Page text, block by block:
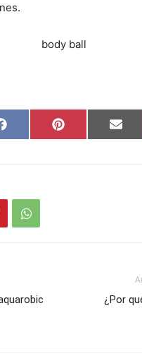
Compartir
en
Facebook Compartir
en
Pinterest
en
Email
¿Por